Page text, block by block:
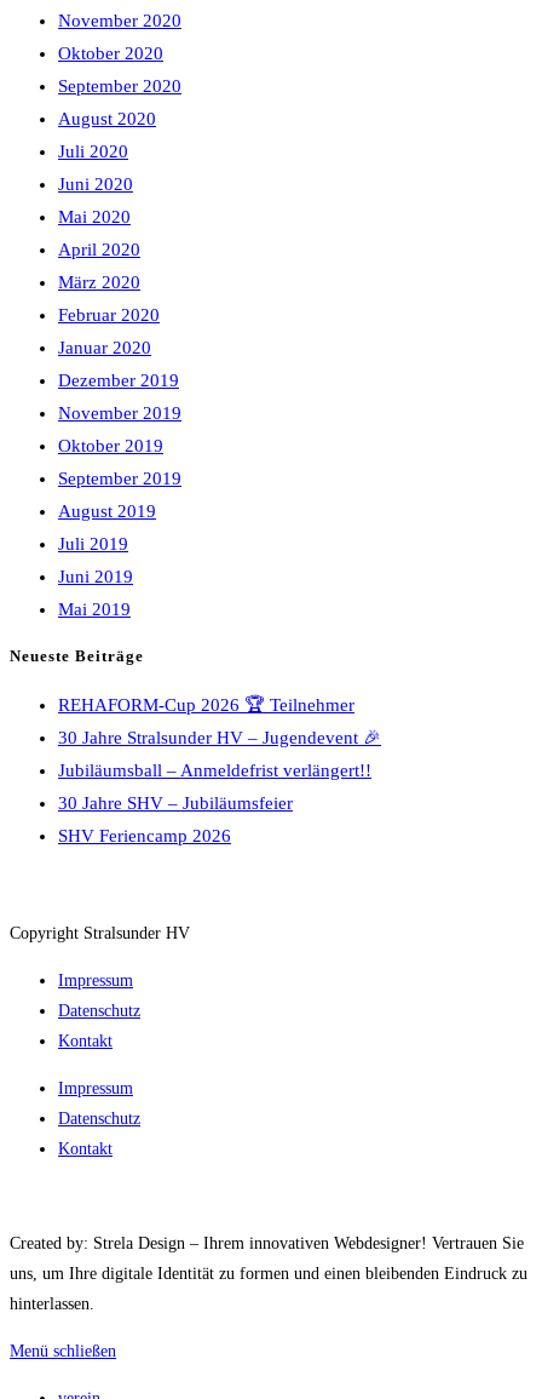
November 2020
Oktober 2020
September 2020
August 2020
Juli 2020
Juni 2020
Mai 2020
April 2020
März 2020
Februar 2020
Januar 2020
Dezember 2019
November 2019
Oktober 2019
September 2019
August 2019
Juli 2019
Juni 2019
Mai 2019
Neueste Beiträge
REHAFORM-Cup 2026 🏆 Teilnehmer
30 Jahre Stralsunder HV – Jugendevent 🎉
Jubiläumsball – Anmeldefrist verlängert!!
30 Jahre SHV – Jubiläumsfeier
SHV Feriencamp 2026
Copyright Stralsunder HV
Impressum
Datenschutz
Kontakt
Impressum
Datenschutz
Kontakt
Created by: Strela Design – Ihrem innovativen Webdesigner! Vertrauen Sie
uns, um Ihre digitale Identität zu formen und einen bleibenden Eindruck zu
hinterlassen.
Menü schließen